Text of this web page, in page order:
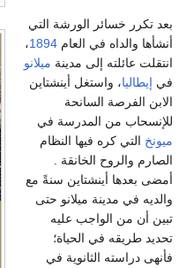
بعد تكرر خسائر الورشة التي
أنشأها والداه في العام 1894،
انتقلت عائلته إلى مدينة ميلانو
في إيطاليا، واستغل أينشتاين
الابن الفرصة السانحة
للإنسحاب من المدرسة في
ميونخ التي كره فيها النظام
الصارم والروح الخانقة .
أمضى بعدها أينشتاين سنةً مع
والديه في مدينة ميلانو حتى
تبين أن من الواجب عليه
تحديد طريقه في الحياة؛
فأنهى دراسته الثانوية في